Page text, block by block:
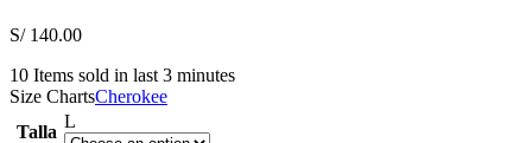
S/140.00
10 Items sold in last 3 minutes
Size ChartsCherokee
Talla
L